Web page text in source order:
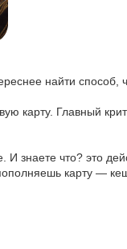
найти способ,
карту. Главный
знаете что? это
карту —